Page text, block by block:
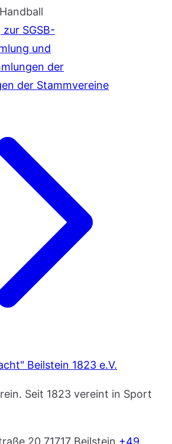
Handball
SGSB-
und
der
der Stammvereine
Beilstein 1823 e.V.
Seit 1823 vereint in Sport
20 71717 Beilstein +49